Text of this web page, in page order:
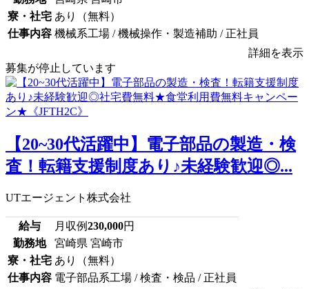
寮・社宅 あり（無料）
仕事内容 機械系工場 / 機械操作・製造補助 / 正社員
詳細を表示
募集が停止しています
【20~30代活躍中】電子部品の製造・検
査！転籍支援制度あり♪未経験歓迎◎...
UTエージェント株式会社
給与 月収例230,000円
勤務地
宮崎県 宮崎市
寮・社宅 あり（無料）
仕事内容 電子部品系工場 / 検査・検品 / 正社員